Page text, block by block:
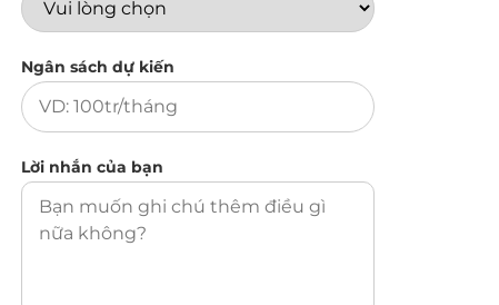
Ngân sách dự kiến
Lời nhắn của bạn